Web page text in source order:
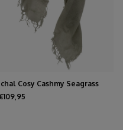
Cosy Cashmy Seagrass
€109,95